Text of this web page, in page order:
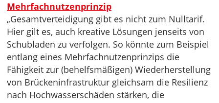
Mehrfachnutzenprinzip
„Gesamtverteidigung gibt es nicht zum Nulltarif.
Hier gilt es, auch kreative Lösungen jenseits von
Schubladen zu verfolgen. So könnte zum Beispiel
entlang eines Mehrfachnutzenprinzips die
Fähigkeit zur (behelfsmäßigen) Wiederherstellung
von Brückeninfrastruktur gleichsam die Resilienz
nach Hochwasserschäden stärken, die